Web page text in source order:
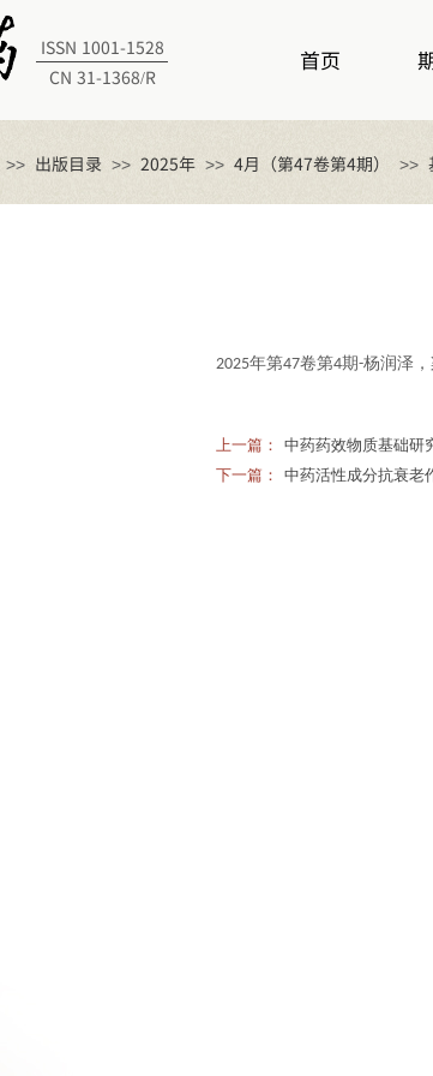
首页
CN 31-1368/R
ISSN 1001-1528
>> 出版目录 >> 2025年 >> 4月（第47卷第4期） >>
2025年第47卷第4期-杨润泽
上一篇：
中药药效物质基础研
下一篇：
中药活性成分抗衰老